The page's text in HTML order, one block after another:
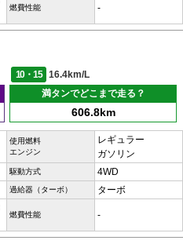
燃費性能 -
10・15
16.4km/L
満タンでどこまで走る？
606.8km
使用燃料
エンジン
レギュラー
ガソリン
駆動方式 4WD
過給器（ターボ） ターボ
燃費性能 -